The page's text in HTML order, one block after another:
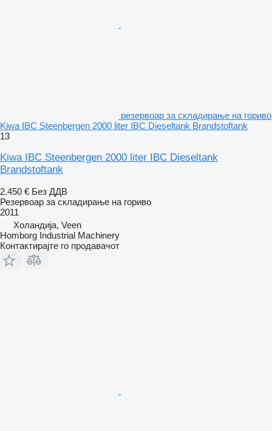
резервоар за складирање на гориво
Kiwa IBC Steenbergen 2000 liter IBC Dieseltank Brandstoftank
13
Kiwa IBC Steenbergen 2000 liter IBC Dieseltank
Brandstoftank
2.450 € Без ДДВ
Резервоар за складирање на гориво
2011
Холандија, Veen
Homborg Industrial Machinery
Контактирајте го продавачот